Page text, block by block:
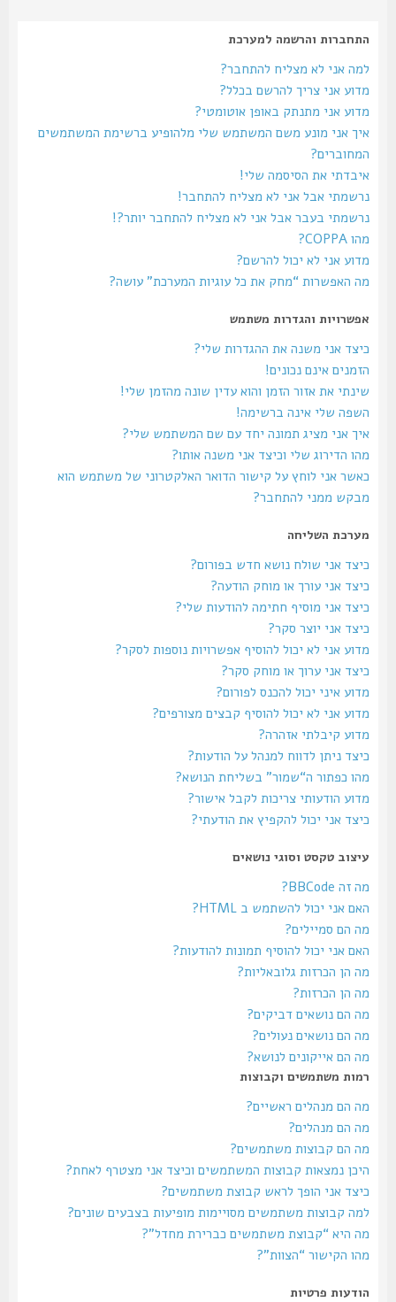
התחברות והרשמה למערכת
למה אני לא מצליח להתחבר?
מדוע אני צריך להרשם בכלל?
מדוע אני מתנתק באופן אוטומטי?
איך אני מונע משם המשתמש שלי מלהופיע ברשימת המשתמשים
המחוברים?
איבדתי את הסיסמה שלי!
נרשמתי אבל אני לא מצליח להתחבר!
נרשמתי בעבר אבל אני לא מצליח להתחבר יותר?!
מדוע אני לא יכול להרשם?
מה האפשרות “מחק את כל עוגיות המערכת” עושה?
אפשרויות והגדרות משתמש
כיצד אני משנה את ההגדרות שלי?
הזמנים אינם נכונים!
שינתי את אזור הזמן והוא עדין שונה מהזמן שלי!
השפה שלי אינה ברשימה!
איך אני מציג תמונה יחד עם שם המשתמש שלי?
מהו הדירוג שלי וכיצד אני משנה אותו?
כאשר אני לוחץ על קישור הדואר האלקטרוני של משתמש הוא
מבקש ממני להתחבר?
מערכת השליחה
כיצד אני שולח נושא חדש בפורום?
כיצד אני עורך או מוחק הודעה?
כיצד אני מוסיף חתימה להודעות שלי?
כיצד אני יוצר סקר?
מדוע אני לא יכול להוסיף אפשרויות נוספות לסקר?
כיצד אני ערוך או מוחק סקר?
מדוע איני יכול להכנס לפורום?
מדוע אני לא יכול להוסיף קבצים מצורפים?
מדוע קיבלתי אזהרה?
כיצד ניתן לדווח למנהל על הודעות?
מהו כפתור ה“שמור” בשליחת הנושא?
מדוע הודעותי צריכות לקבל אישור?
כיצד אני יכול להקפיץ את הודעתי?
עיצוב טקסט וסוגי נושאים
מה זה BBCode?
האם אני יכול להשתמש ב HTML?
מה הם סמיילים?
האם אני יכול להוסיף תמונות להודעות?
מה הן הכרזות גלובאליות?
מה הן הכרזות?
מה הם נושאים דביקים?
מה הם נושאים נעולים?
מה הם אייקונים לנושא?
רמות משתמשים וקבוצות
מה הם מנהלים ראשיים?
מה הם מנהלים?
מה הם קבוצות משתמשים?
היכן נמצאות קבוצות המשתמשים וכיצד אני מצטרף לאחת?
כיצד אני הופך לראש קבוצת משתמשים?
למה קבוצות משתמשים מסויימות מופיעות בצבעים שונים?
מה היא “קבוצת משתמשים כברירת מחדל”?
מהו הקישור “הצוות”?
הודעות פרטיות